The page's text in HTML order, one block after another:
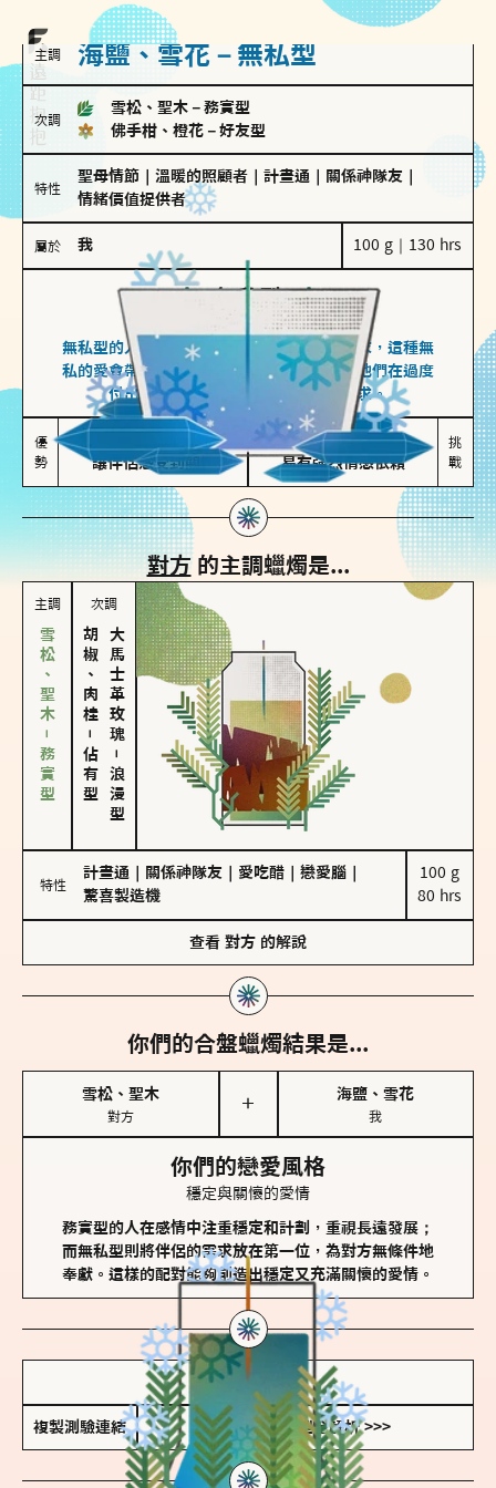
主調 海鹽、雪花－無私型
次調
雪松、聖木 － 務實型
佛手柑、橙花 － 好友型
特性
聖母情節 溫暖的照顧者 計畫通 關係神隊友
情緒價值提供者
屬於 我 100 g｜130 hrs
無私型
海鹽、雪花
無私型的人傾向用心呵護、滿足另一半的需求，這種無
私的愛會帶來緊密的關係連結，但也可能讓他們在過度
付出中迷失自我，忽略自己真正的需求。
優
勢
讓伴侶感受到關懷
較難設立界線
易有強烈情感依賴
挑
戰
對方的主調蠟燭是...
主調
雪松、聖木－務實型
次調
胡椒、肉桂
－
佔有型
大馬士革玫瑰
－
浪漫型
特性
計畫通 關係神隊友 愛吃醋 戀愛腦
驚喜製造機
100 g
80 hrs
查看 對方 的解說
你們的合盤蠟燭結果是...
雪松、聖木
對方
＋
海鹽、雪花
我
你們的戀愛風格
穩定與關懷的愛情
務實型的人在感情中注重穩定和計劃，重視長遠發展；
而無私型則將伴侶的需求放在第一位，為對方無條件地
奉獻。這樣的配對能夠創造出穩定又充滿關懷的愛情。
儲存我的結果圖
複製測驗連結 查看香氛類型全解析 >>>